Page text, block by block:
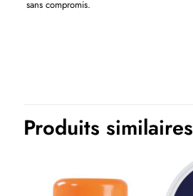
sans compromis.
Produits similaires